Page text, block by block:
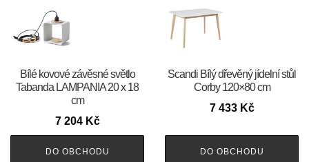
Bílé kovové závěsné světlo
Tabanda LAMPANIA 20 x 18
cm
7 204 Kč
DO OBCHODU
Scandi Bílý dřevěný jídelní stůl
Corby 120×80 cm
7 433 Kč
DO OBCHODU